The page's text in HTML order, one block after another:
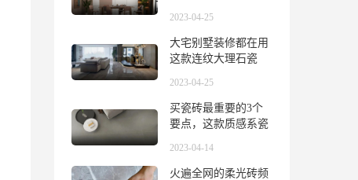
2023-04-25
大宅别墅装修都在用
这款连纹大理石瓷
2023-04-25
买瓷砖最重要的3个
要点，这款质感系瓷
2023-04-14
火遍全网的柔光砖频